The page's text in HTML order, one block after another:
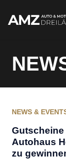
NEWS &
Gutscheine
Autohaus
zu